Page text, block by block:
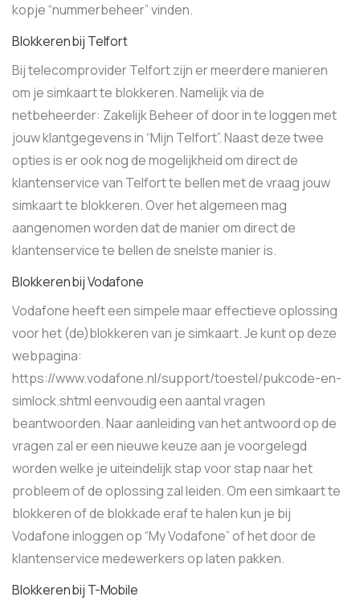
kopje “nummerbeheer” vinden.
Blokkeren bij Telfort
Bij telecomprovider Telfort zijn er meerdere manieren
om je simkaart te blokkeren. Namelijk via de
netbeheerder: Zakelijk Beheer of door in te loggen met
jouw klantgegevens in “Mijn Telfort”. Naast deze twee
opties is er ook nog de mogelijkheid om direct de
klantenservice van Telfort te bellen met de vraag jouw
simkaart te blokkeren. Over het algemeen mag
aangenomen worden dat de manier om direct de
klantenservice te bellen de snelste manier is.
Blokkeren bij Vodafone
Vodafone heeft een simpele maar effectieve oplossing
voor het (de)blokkeren van je simkaart. Je kunt op deze
webpagina:
https://www.vodafone.nl/support/toestel/pukcode-en-
simlock.shtml eenvoudig een aantal vragen
beantwoorden. Naar aanleiding van het antwoord op de
vragen zal er een nieuwe keuze aan je voorgelegd
worden welke je uiteindelijk stap voor stap naar het
probleem of de oplossing zal leiden. Om een simkaart te
blokkeren of de blokkade eraf te halen kun je bij
Vodafone inloggen op “My Vodafone” of het door de
klantenservice medewerkers op laten pakken.
Blokkeren bij T-Mobile